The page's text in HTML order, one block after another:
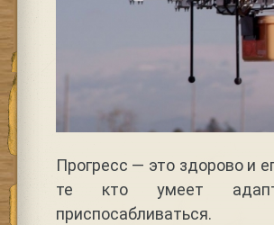
Прогресс — это здорово и
те кто умеет
приспосабливаться.